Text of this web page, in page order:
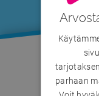
Käyttäjä on
parhaan